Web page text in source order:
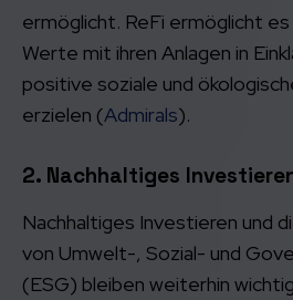
ermöglicht. ReFi ermöglicht
Werte mit ihren Anlagen in
positive soziale und
erzielen​ (Admirals)​.
2. Nachhaltiges
Nachhaltiges Investieren und
von Umwelt-, Sozial- und
(ESG) bleiben weiterhin